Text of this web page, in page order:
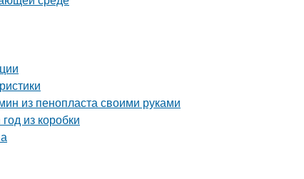
из пенопласта своими руками
из коробки